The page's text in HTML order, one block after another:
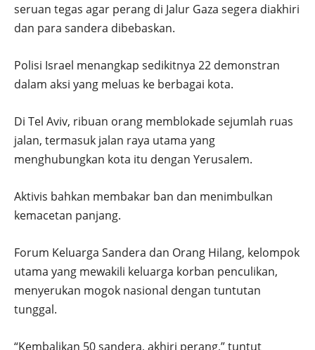
seruan tegas agar perang di Jalur Gaza segera diakhiri
dan para sandera dibebaskan.
Polisi Israel menangkap sedikitnya 22 demonstran
dalam aksi yang meluas ke berbagai kota.
Di Tel Aviv, ribuan orang memblokade sejumlah ruas
jalan, termasuk jalan raya utama yang
menghubungkan kota itu dengan Yerusalem.
Aktivis bahkan membakar ban dan menimbulkan
kemacetan panjang.
Forum Keluarga Sandera dan Orang Hilang, kelompok
utama yang mewakili keluarga korban penculikan,
menyerukan mogok nasional dengan tuntutan
tunggal.
“Kembalikan 50 sandera, akhiri perang,” tuntut